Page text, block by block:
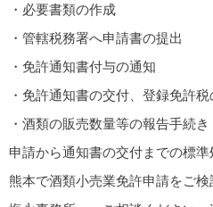
・必要書類の作成
・管轄税務署へ申請書の提出
・免許通知書付与の通知
・免許通知書の交付、登録免許
・酒類の販売数量等の報告手続き
申請から通知書の交付までの標準
熊本で酒類小売業免許申請をご